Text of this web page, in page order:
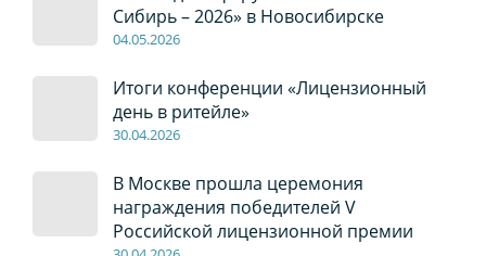
Сибирь – 2026» в Новосибирске
04.05.2026
Итоги конференции «Лицензионный
день в ритейле»
30.04.2026
В Москве прошла церемония
награждения победителей V
Российской лицензионной премии